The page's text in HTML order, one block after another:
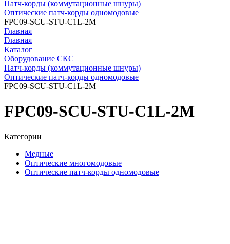
Патч-корды (коммутационные шнуры)
Оптические патч-корды одномодовые
FPC09-SCU-STU-C1L-2M
Главная
Главная
Каталог
Оборудование СКС
Патч-корды (коммутационные шнуры)
Оптические патч-корды одномодовые
FPC09-SCU-STU-C1L-2M
FPC09-SCU-STU-C1L-2M
Категории
Медные
Оптические многомодовые
Оптические патч-корды одномодовые